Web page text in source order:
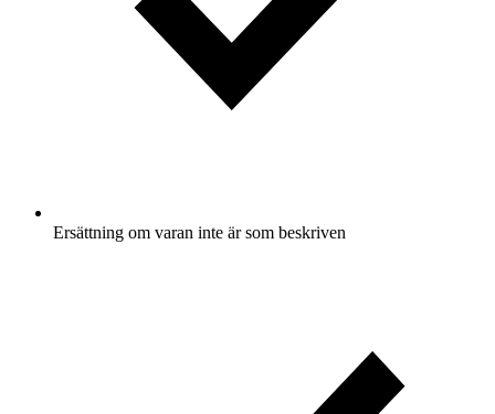
Ersättning om varan inte är som beskriven